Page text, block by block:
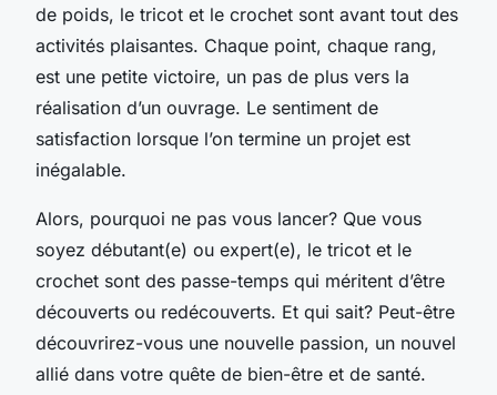
de poids, le tricot et le crochet sont avant tout des
activités plaisantes. Chaque point, chaque rang,
est une petite victoire, un pas de plus vers la
réalisation d’un ouvrage. Le sentiment de
satisfaction lorsque l’on termine un projet est
inégalable.
Alors, pourquoi ne pas vous lancer? Que vous
soyez débutant(e) ou expert(e), le tricot et le
crochet sont des passe-temps qui méritent d’être
découverts ou redécouverts. Et qui sait? Peut-être
découvrirez-vous une nouvelle passion, un nouvel
allié dans votre quête de bien-être et de santé.